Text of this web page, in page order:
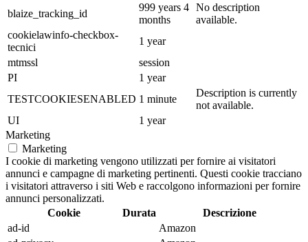
blaize_tracking_id
999 years 4
months
No description
available.
cookielawinfo-checkbox-
tecnici
1 year
mtmssl
session
PI
1 year
TESTCOOKIESENABLED 1 minute
Description is currently
not available.
UI
1 year
Marketing
Marketing
I cookie di marketing vengono utilizzati per fornire ai visitatori
annunci e campagne di marketing pertinenti. Questi cookie tracciano
i visitatori attraverso i siti Web e raccolgono informazioni per fornire
annunci personalizzati.
Cookie
Durata
Descrizione
ad-id
Amazon